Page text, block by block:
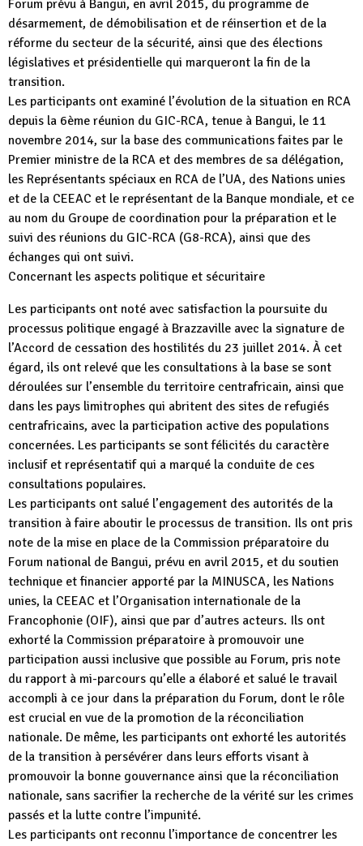
Forum prévu à Bangui, en avril 2015, du programme de
désarmement, de démobilisation et de réinsertion et de la
réforme du secteur de la sécurité, ainsi que des élections
législatives et présidentielle qui marqueront la fin de la
transition.
Les participants ont examiné l’évolution de la situation en RCA
depuis la 6ème réunion du GIC-RCA, tenue à Bangui, le 11
novembre 2014, sur la base des communications faites par le
Premier ministre de la RCA et des membres de sa délégation,
les Représentants spéciaux en RCA de l’UA, des Nations unies
et de la CEEAC et le représentant de la Banque mondiale, et ce
au nom du Groupe de coordination pour la préparation et le
suivi des réunions du GIC-RCA (G8-RCA), ainsi que des
échanges qui ont suivi.
Concernant les aspects politique et sécuritaire
Les participants ont noté avec satisfaction la poursuite du
processus politique engagé à Brazzaville avec la signature de
l’Accord de cessation des hostilités du 23 juillet 2014. À cet
égard, ils ont relevé que les consultations à la base se sont
déroulées sur l’ensemble du territoire centrafricain, ainsi que
dans les pays limitrophes qui abritent des sites de refugiés
centrafricains, avec la participation active des populations
concernées. Les participants se sont félicités du caractère
inclusif et représentatif qui a marqué la conduite de ces
consultations populaires.
Les participants ont salué l’engagement des autorités de la
transition à faire aboutir le processus de transition. Ils ont pris
note de la mise en place de la Commission préparatoire du
Forum national de Bangui, prévu en avril 2015, et du soutien
technique et financier apporté par la MINUSCA, les Nations
unies, la CEEAC et l’Organisation internationale de la
Francophonie (OIF), ainsi que par d’autres acteurs. Ils ont
exhorté la Commission préparatoire à promouvoir une
participation aussi inclusive que possible au Forum, pris note
du rapport à mi-parcours qu’elle a élaboré et salué le travail
accompli à ce jour dans la préparation du Forum, dont le rôle
est crucial en vue de la promotion de la réconciliation
nationale. De même, les participants ont exhorté les autorités
de la transition à persévérer dans leurs efforts visant à
promouvoir la bonne gouvernance ainsi que la réconciliation
nationale, sans sacrifier la recherche de la vérité sur les crimes
passés et la lutte contre l’impunité.
Les participants ont reconnu l’importance de concentrer les